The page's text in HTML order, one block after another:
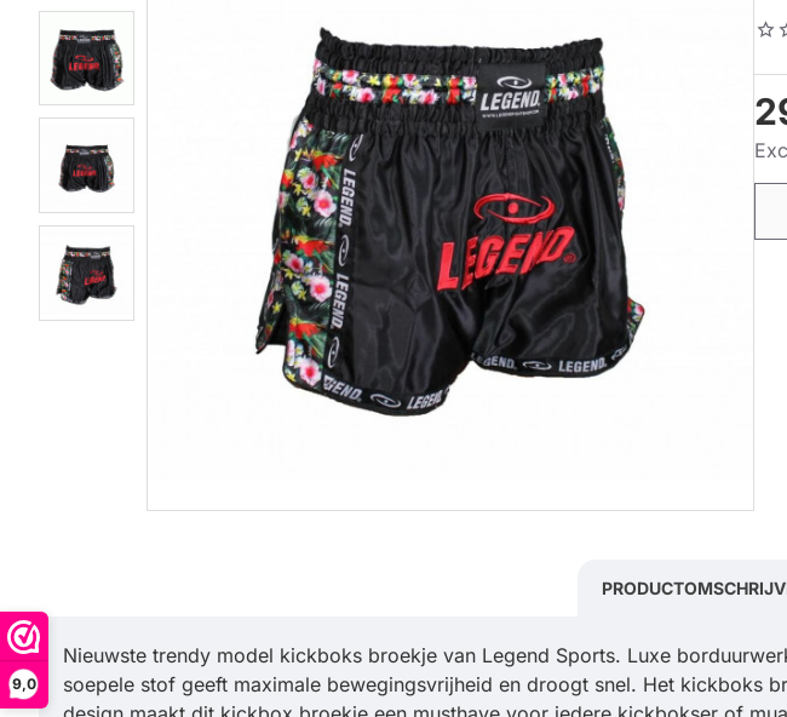
9,0
Nieuwste trendy model kickboks broekje van Legend Sports. Luxe
soepele stof geeft maximale bewegingsvrijheid en droogt snel. Het kickboks